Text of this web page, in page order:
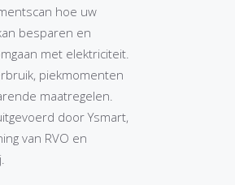
hoe uw
besparen en
met elektriciteit.
piekmomenten
maatregelen.
door Ysmart,
van RVO en